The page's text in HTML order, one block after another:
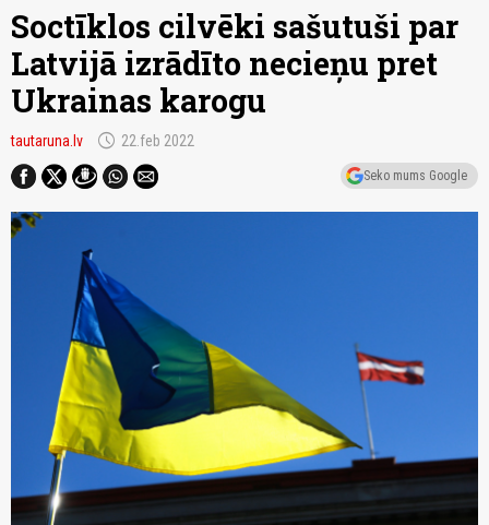
Soctīklos cilvēki sašutuši par
Latvijā izrādīto necieņu pret
Ukrainas karogu
tautaruna.lv schedule 22.feb 2022
Seko mums Google